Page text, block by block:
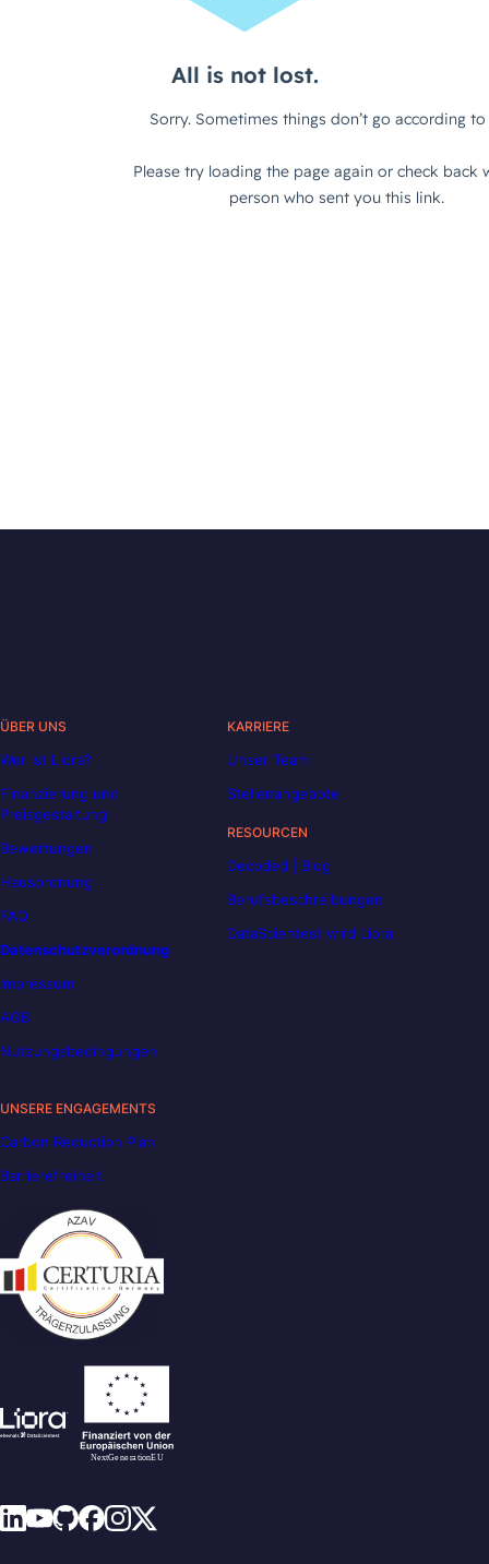
ÜBER UNS
Wer ist Liora?
Finanzierung und
Preisgestaltung
Bewertungen
Hausordnung
FAQ
Datenschutzverordnung
Impressum
AGB
Nutzungsbedingungen
KARRIERE
Unser Team
Stellenangebote
RESOURCEN
Decoded | Blog
Berufsbeschreibungen
DataScientest wird Liora
UNSERE ENGAGEMENTS
Carbon Reduction Plan
Barrierefreiheit